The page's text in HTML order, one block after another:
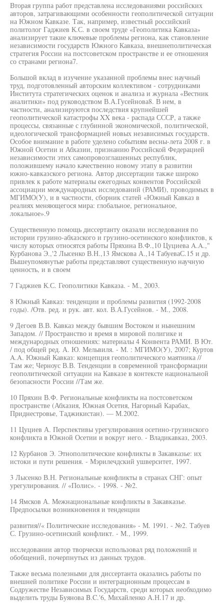
Вторая группа работ представлена исследованиями российских
авторов, затрагивающими особенности геополитической ситуации
на Южном Кавказе. Так, например, известный российский
политолог Гаджиев К.С. в своем труде «Геополитика Кавказа»
анализирует такие ключевые проблемы региона, как становление
независимости государств Южного Кавказа, внешнеполитическая
стратегия России на постсоветском пространстве и ее отношения
со странами региона7.
Большой вклад в изучение указанной проблемы внес научный
труд, подготовленный авторским коллективом - сотрудниками
Института стратегических оценок и анализа и журнала «Вестник
аналитики» под руководством В.А.Гусейнова8. В нем, в
частности, анализируются последствия крупнейшей
геополитической катастрофы XX века - распада СССР, а также
процессы, связанные с глубинной экономической, политической,
идеологической трансформацией новых независимых государств.
Особое внимание в работе уделено событиям весны-лета 2008 г. в
Южной Осетии и Абхазии, признанию Российской Федерацией
независимости этих самопровозглашенных республик,
положившему начало качественно новому этапу в развитии
южно-кавказского региона. Автор диссертации также широко
привлек к работе материалы ежегодных конвентов Российской
ассоциации международных исследований (РАМИ), проводимых в
МГИМО(У), и в частности, сборник статей «Южный Кавказ в
реалиях меняющегося мира: глобальное, региональное,
локальное».9
Существенную помощь диссертанту оказали исследования по
истории грузино-абхазского и грузино-осетинского конфликтов, к
числу которых относятся работы Пряхина В.Ф.,10 Цуциева A.A.,"
Курбанова Э.,'2 Лысенко В.Н.,13 Ямскова А.,14 ТабуеваС.15 и др.
Вышеупомянутые работы представляют существенную научную
ценность, и в своем
7 Гаджиев К.С. Геополитики Кавказа. - М., 2003.
8 Южный Кавказ: тенденции и проблемы развития (1992-2008
годы). /Отв. ред. и рук. авт. кол. В.А.Гусейнов. - М., 2008.
9 Дегоев В.В. Кавказ между бывшим Востоком и нынешним
Западом. // Пространство и время в мировой полигике и
международных отношениях: материалы 4 Конвента РАМИ. В Ют.
/ под общей ред. А. Ю. Мельвиля. - М. : МГИМО(У), 2007; Куртов
A.A. Южный Кавказ: концепция геополитического маятника //
Там же; Черноус В.В. Тенденции в современной трансформации
геополитической ситуации на Кавказе в контексте национальной
безопасности России //Там же.
10 Пряхин В.Ф. Региональные конфликты на постсоветском
пространстве (Абхазия, Южная Осетия, Нагорный Карабах,
Приднестровье, Таджикистан). — М.2002.
11 Цуциев А. Перспективы урегулирования осетино-грузинского
конфликта в Южной Осетии и вокруг него. - Владикавказ, 2003.
12 Курбанов Э. Этнополитические конфликты в Закавказье: их
истоки и пути решения. - Мэрилечдский ушверситет, 1997.
3 Лысенко В.Н. Региональные конфликты в странах СНГ: опыт
урегулирования. // «Полис». - 1998. - №2.
14 Ямсков А. Межнациональные конфликты в Закавказье.
Предпосылки возникновения и тенденции
развития//« Политические исследования» - М. 1991. - №2. Табуев
С. Грузино-осетинский конфликт. - М., 1999.
исследовании автор творчески использовал ряд положений и
обобщений, почерпнутых из данных трудов.
Также весьма полезными для диссертанта оказались работы по
внешней политике России и интеграционным процессам в
Содружестве Независимых Государств, среди которых необходимо
выделить труды Буянова B.C.'6, Михайленко А.Н.17 и др.